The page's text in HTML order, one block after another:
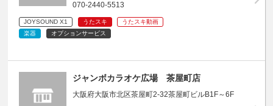
070-2440-5513
JOYSOUND X1 うたスキ
うたスキ動画
楽器
オプションサービス
ジャンボカラオケ広場 茶屋町店
大阪府大阪市北区茶屋町2-32茶屋町ビルB1F～6F